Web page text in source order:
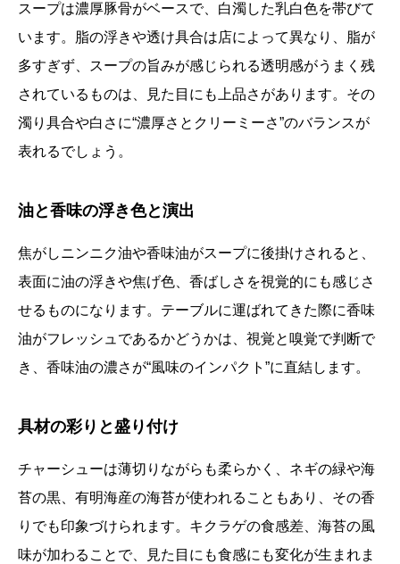
スープは濃厚豚骨がベースで、白濁した乳白色を帯びて
います。脂の浮きや透け具合は店によって異なり、脂が
多すぎず、スープの旨みが感じられる透明感がうまく残
されているものは、見た目にも上品さがあります。その
濁り具合や白さに“濃厚さとクリーミーさ”のバランスが
表れるでしょう。
油と香味の浮き色と演出
焦がしニンニク油や香味油がスープに後掛けされると、
表面に油の浮きや焦げ色、香ばしさを視覚的にも感じさ
せるものになります。テーブルに運ばれてきた際に香味
油がフレッシュであるかどうかは、視覚と嗅覚で判断で
き、香味油の濃さが“風味のインパクト”に直結します。
具材の彩りと盛り付け
チャーシューは薄切りながらも柔らかく、ネギの緑や海
苔の黒、有明海産の海苔が使われることもあり、その香
りでも印象づけられます。キクラゲの食感差、海苔の風
味が加わることで、見た目にも食感にも変化が生まれま